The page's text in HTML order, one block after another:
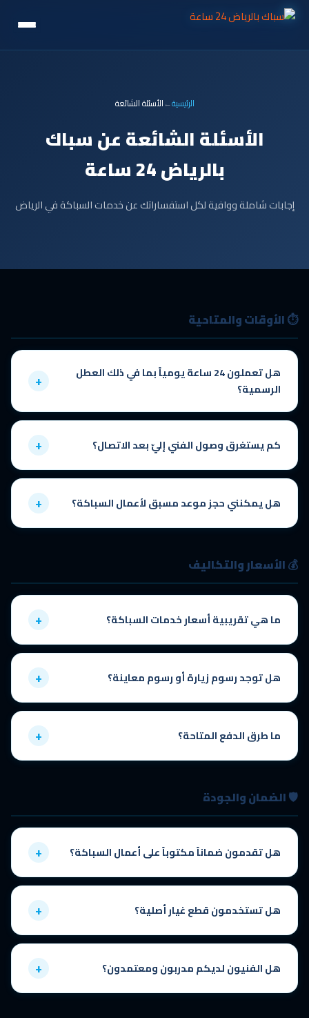
الرئيسية←الأسئلة الشائعة
الأسئلة الشائعة عن سباك
بالرياض 24 ساعة
إجابات شاملة ووافية لكل استفساراتك عن خدمات السباكة في الرياض
⏱️ الأوقات والمتاحية
هل تعملون 24 ساعة يومياً بما في ذلك العطل
الرسمية؟
+
نعم، نقدم خدمةسباك بالرياض 24 ساعة
طوال أيام الأسبوع السبعة بما
فيها الإجازات الرسمية والعطل الدينية. فريقنا جاهز دائماً للاستجابة لأي حالة
طارئة ويصلك خلال 30 دقيقة.
كم يستغرق وصول الفني إليّ بعد الاتصال؟ +
نلتزم بالوصول خلال30 دقيقة
في معظم أحياء الرياض الرئيسية. في بعض
المناطق الأبعد قد يصل الوقت إلى 45 دقيقة كحد أقصى. نحرص على الالتزام
بهذا الوقت لأننا ندرك أهمية السرعة في حالات السباكة الطارئة.
هل يمكنني حجز موعد مسبق لأعمال السباكة؟ +
للأعمال غير العاجلة كتجديد الحمامات وتركيب الأدوات الصحية.
💰 الأسعار والتكاليف
ما هي تقريبية أسعار خدمات السباكة؟ +
الأسعار تختلف حسب نوع المشكلة وحجمها وموقعها. نقدمعرض سعر
قبل البدء في أي عمل دون أي التزام. اتصل على
0545194257 وسيقدم الفني تقييماً دقيقاً وعرض سعر فوري.
هل توجد رسوم زيارة أو رسوم معاينة؟ +
المعاينة وتقييم المشكلة مجانية تماماً. لا توجد رسوم خفية أو مفاجآت.
نقدم عرض السعر بعد الفحص، وبمجرد موافقتك نبدأ العمل فوراً بالسعر
المتفق عليه.
ما طرق الدفع المتاحة؟ +
والمواد المستخدمة.
🛡️ الضمان والجودة
هل تقدمون ضماناً مكتوباً على أعمال السباكة؟ +
نعم،جميع أعمالنا مضمونة بضمان مكتوب. في حال وجود أي مشكلة
بعد الإصلاح ضمن فترة الضمان، نعود فوراً لحلها بدون أي تكاليف إضافية.
الضمان يشمل جودة التنفيذ وقطع الغيار المستخدمة.
هل تستخدمون قطع غيار أصلية؟ +
بالتأكيد، نستخدم فقطقطع غيار أصلية ومعتمدةمن علامات تجارية
موثوقة. نقدم فاتورة تفصيلية بجميع القطع المستخدمة مع ضمان المُصنّع
عليها.هل الفنيون لديكم مدربون ومعتمدون؟ +